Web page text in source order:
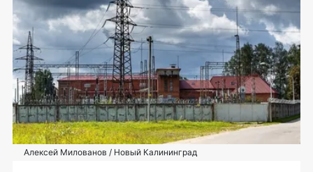
Алексей Милованов / Новый Калининград